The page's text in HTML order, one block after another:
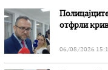
отфрли
06/08/2026